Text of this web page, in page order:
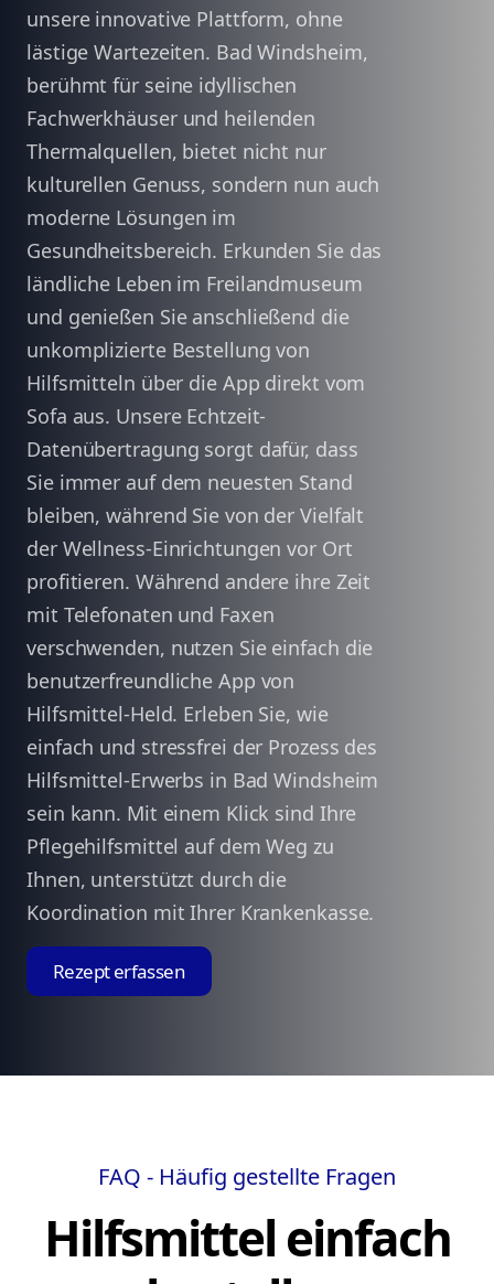
unsere innovative Plattform, ohne
lästige Wartezeiten. Bad Windsheim,
berühmt für seine idyllischen
Fachwerkhäuser und heilenden
Thermalquellen, bietet nicht nur
kulturellen Genuss, sondern nun auch
moderne Lösungen im
Gesundheitsbereich. Erkunden Sie das
ländliche Leben im Freilandmuseum
und genießen Sie anschließend die
unkomplizierte Bestellung von
Hilfsmitteln über die App direkt vom
Sofa aus. Unsere Echtzeit-
Datenübertragung sorgt dafür, dass
Sie immer auf dem neuesten Stand
bleiben, während Sie von der Vielfalt
der Wellness-Einrichtungen vor Ort
profitieren. Während andere ihre Zeit
mit Telefonaten und Faxen
verschwenden, nutzen Sie einfach die
benutzerfreundliche App von
Hilfsmittel-Held. Erleben Sie, wie
einfach und stressfrei der Prozess des
Hilfsmittel-Erwerbs in Bad Windsheim
sein kann. Mit einem Klick sind Ihre
Pflegehilfsmittel auf dem Weg zu
Ihnen, unterstützt durch die
Koordination mit Ihrer Krankenkasse.
Rezept erfassen
FAQ - Häufig gestellte Fragen
Hilfsmittel einfach